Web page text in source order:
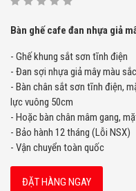
Bàn ghế cafe đan nhựa giả
- Ghế khung sắt sơn tĩnh điện
- Đan sợi nhựa giả mây màu
- Bàn chân sắt sơn tĩnh điện,
lực vuông 50cm
- Hoặc bàn chân mâm gang,
- Bảo hành 12 tháng (Lỗi NSX)
- Vận chuyển toàn quốc
ĐẶT HÀNG NGAY